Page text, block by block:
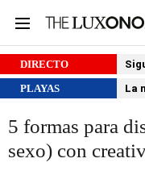
DIRECTO
PLAYAS
La
5 formas para
sexo) con